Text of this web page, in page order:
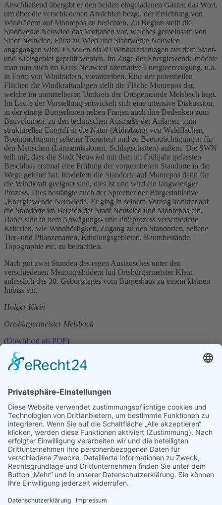
Anschließend übergibt er den beiden eingeladenen Gästen das Wort,
um über die verschiedenen Ansichten bezgl. der Errichtung von
Windrädern auf Monrepos zu berichten. Zu Beginn stellt die
Stadtwerke Neuwied das Vorhaben vor, welches gemeinsam von
Stadt Neuwied, Fürst zu Wied und Stadtwerke Neuwied
angegangen wird. Es sollen bis 39 Windkraftanlagen auf dem Stadt-
und Kreisgebiet geprüft werden. Im Zuge der Energiewende möchte
man nun auch im Kreis Neuwied alternative Energieerzeugung, u.a.
in Form von Windrädern, vorantreiben. Eine der potentiellen
Flächen für Windkraftanlagen stellt die Fläche Monrepos dar,
welche im unmittelbaren Umkreis der Ortsgemeinde Melsbach liegt.
Im Laufe der Vorstellung entwickelt sich eine intensive Diskussion,
in der einige BürgerInnen neben Fragen auch ihre Bedenken zum
Bauvolumen, zu den technischen Ausmaße der Anlagen, zum
strukturellen Eingriff in die Natur (Abholzung von Waldflächen,
Beeinträchtigung seltener Tierarten) und zu Beeinträchtigungen für
den Menschen (Lärmemissionen, Schlagschatten) äußern. Die SWN
teilt mit, dass die Stadt Neuwied mit dem im Frühjahr gefassten
Beschluss erstmal eine Prüfung der vorgesehenen Standorte in die
Wege geleitet hat. Inwiefern die Standorte auf Monrepos dann für
die Windkraft geeignet sind, dies ist und wird ein langwieriger
Prozess. Dies bestätigte auch der Sprecher der Bürgerinitiative
„Energiewende Neuwied“. Er ging in seinem Vortrag konkret auf
die Standorte im Bereich der Stadt Neuwied und Monrepos ein.
Dabei sind in dem Abwägungs- und Prüfprozess verschiedene
Kriterien, wie Windhöffigkeit, Zugang zu den Standorten, seltene
Tier- und Pflanzenarten, Erholungsgebieten, Baumbestände,
Topographie etc. zu betrachten.
Nach gut zwei Stunden des regen Austausches unter den
verschiedenen Meinungsbildern lud Ortsbürgermeister Klein
anlässlich des 30. Geburtstages vom Bürgerhaus zu einem kleinen
Imbiss ein.
Holger Klein
Ortsbürgermeister Melsbach
(Download als PDF)
Aktuelle Themen
Nachruf
REITERFEST MIT GS-TURNIER am Samstag den 7. September 2024
Kontakt
Impressum
Datenschutzerklärung